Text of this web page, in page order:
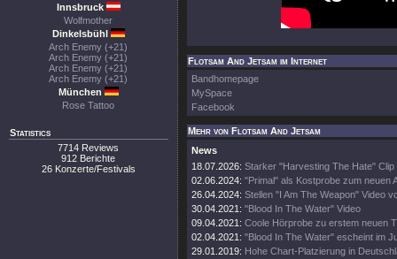
Innsbruck
Wolfmother
Dinkelsbühl
Arch Enemy (+21)
Arch Enemy (+21)
Arch Enemy (+21)
Arch Enemy (+21)
München
Rose Tattoo
Statistics
7714 Reviews
912 Berichte
26 Konzerte/Festivals
Flotsam And Jetsam im Internet
Bandhomepage
MySpace
Facebook
Mehr von Flotsam And Jetsam
News
18.07.2026: Starker "Harvesting The Hate" Clip
02.06.2024: "Primal" als Kostprobe zum neuen
26.04.2024: Stellen "I Am The Weapon" Video
30.04.2021: "Blood In The Water" Video
09.04.2021: Coole Hörprobe zu erstem neuen
02.04.2021: "Blood In The Water" escheint im
29.01.2019: Hohe Chart-Platzierung in